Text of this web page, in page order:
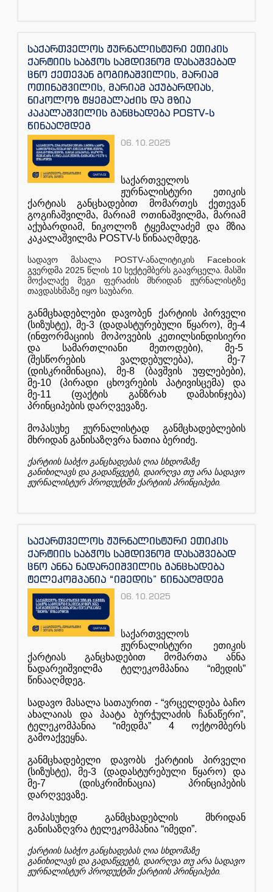
საქართველოს ჟურნალისტური ეთიკის
ქარტიის საბჭოს სამდივნომ დასაშვებად
ცნო ქეთევან გოგიჩაშვილის, მარიამ
ოთინაშვილის, მარიამ აქუბარდიას,
ნიკოლოზ ტყემალაძის და მზია
კაკალაშვილის განცხადება POSTV-ს
წინააღმდეგ
06.10.2025
საქართველოს
ჟურნალისტური
ეთიკის
ქარტიას
განცხადებით მომართეს
ქეთევან
გოგიჩაშვილმა, მარიამ ოთინაშვილმა, მარიამ
აქუბარდიამ, ნიკოლოზ ტყემალაძემ და
მზია
კაკალაშვილმა POSTV-ს წინააღმდეგ.
სადავო მასალა POSTV-ანალიტიკის Facebook
გვერდმა 2025 წლის 10 სექტემბერს გაავრცელა. მასში
მოქალაქე
მეგი ფერაძის მხრიდან
ჟურნალისტზე
თავდასხმაზე იყო საუბარი
განმცხადებლები დავობენ ქარტიის
პირველი
(სიზუსტე), მე-3 (დადასტურებული წყარო), მე-4
(ინფორმაციის მოპოვების
კეთილსინდისიერი
და
სამართლიანი მეთოდები), მე-5
(შესწორების ვალდებულება), მე-7
(დისკრიმინაცია), მე-8 (ბავშვის უფლებები),
მე-10 (პირადი ცხოვრების პატივისცემა)
და
მე-11 (ფაქტის განზრახ დამახინჯება)
პრინციპების დარღვევაზე.
მოპასუხე ჟურნალისტად
განმცხადებლების
მხრიდან განისაზღვრა ნათია ბერიძე.
ქარტიის საბჭო განცხადებას ღია სხდომაზე
განიხილავს და გადაწყვეტს, დაირღვა თუ არა სადავო
ჟურნალისტურ პროდუქტში ქარტიის პრინციპები.
საქართველოს ჟურნალისტური ეთიკის
ქარტიის საბჭოს სამდივნომ დასაშვებად
ცნო ანნა ნადარეიშვილის განცხადება
ტელეკომპანია “იმედის” წინააღმდეგ
06.10.2025
საქართველოს
ჟურნალისტური
ეთიკის
ქარტიას
განცხადებით მომართა
ანნა
ნადარეიშვილმა
ტელეკომპანია “იმედის”
წინააღმდეგ.
სადავო მასალა სათაურით - “ვრცელდება ბაჩო
ახალაიას
და პაატა ბურჭულაძის ჩანაწერი”,
ტელეკომპანია
“იმედმა” 4
ოქტომბერს
გამოაქვეყნა.
განმცხადებელი დავობს ქარტიის
პირველი
(სიზუსტე), მე-3 (დადასტურებული წყარო)
და
მე-7 (დისკრიმინაცია)
პრინციპების
დარღვევაზე.
მოპასუხედ განმცხადებლის
მხრიდან
განისაზღვრა ტელეკომპანია “იმედი”.
ქარტიის საბჭო განცხადებას ღია სხდომაზე
განიხილავს და გადაწყვეტს, დაირღვა თუ არა სადავო
ჟურნალისტურ პროდუქტში ქარტიის პრინციპები.